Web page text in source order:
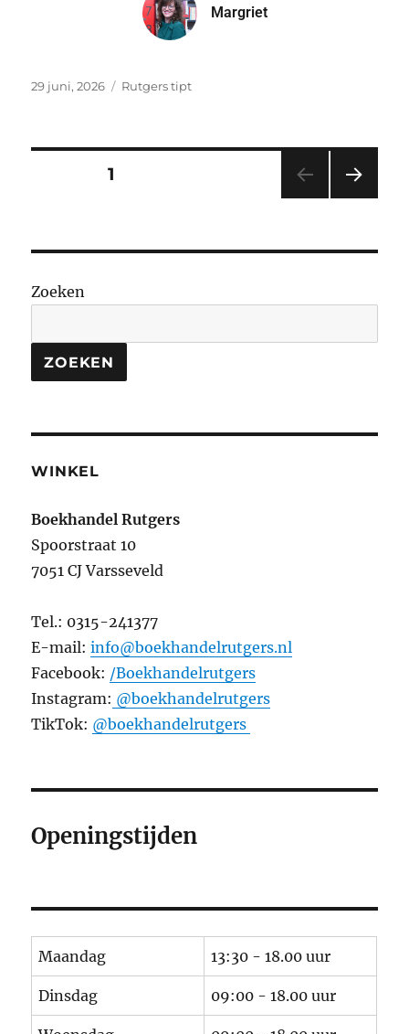
Margriet
29 juni, 2026 Rutgers tipt
PAGINA1
PAGI
Zoeken
ZOEKEN
WINKEL
Boekhandel Rutgers
Spoorstraat 10
7051 CJ Varsseveld
Tel.: 0315-241377
E-mail:info@boekhandelrutgers.nl
Facebook: /Boekhandelrutgers
Instagram: @boekhandelrutgers
TikTok: @boekhandelrutgers
Openingstijden
Maandag 13:30 - 18.00 uur
Dinsdag 09:00 - 18.00 uur